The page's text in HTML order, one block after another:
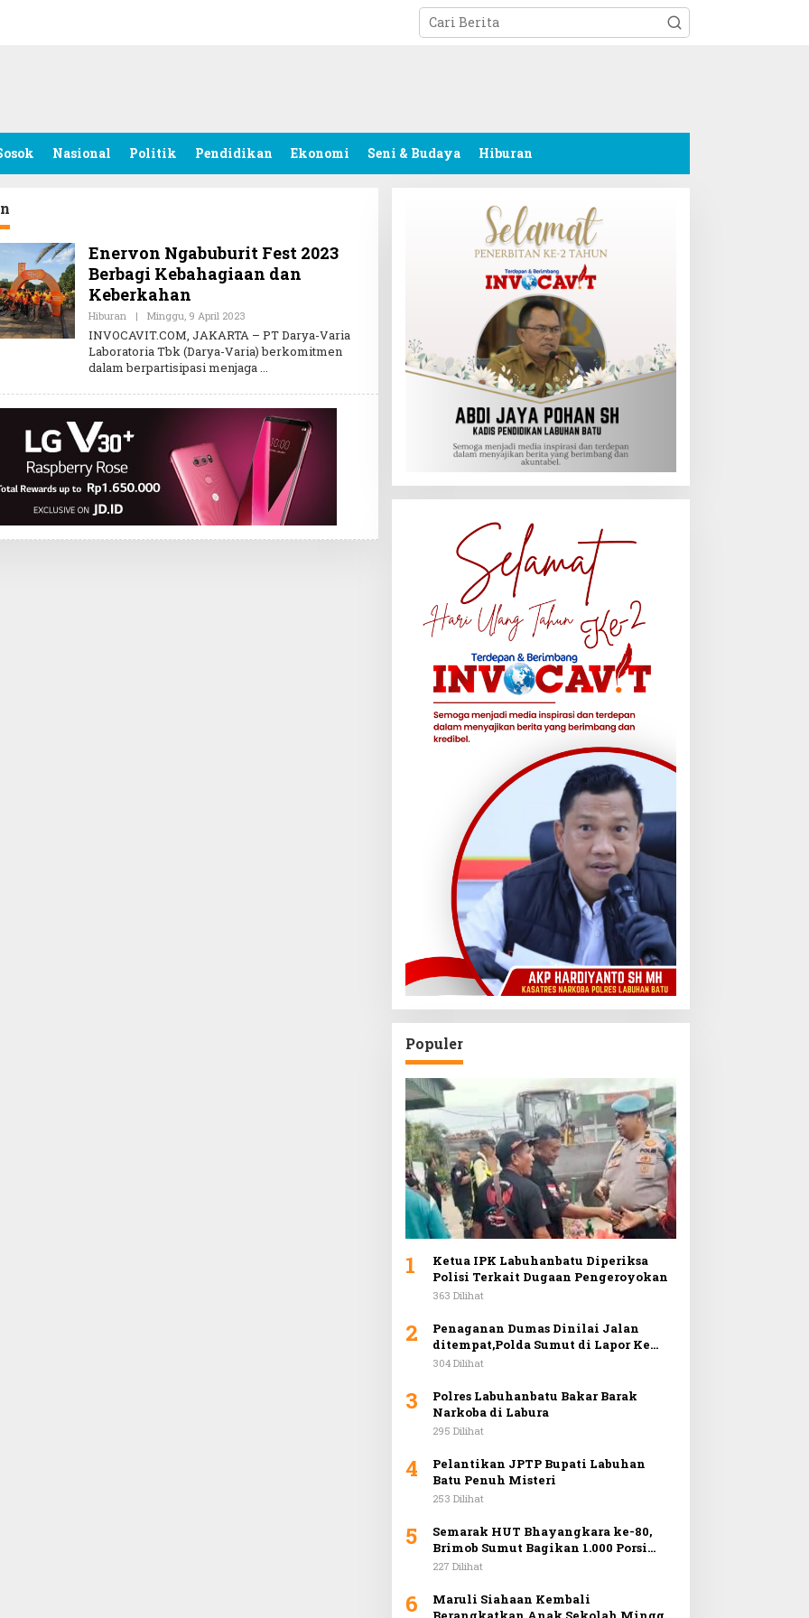
Nasional Politik Pendidikan Ekonomi Seni & Budaya Hiburan
Enervon Ngabuburit Fest 2023
Berbagi Kebahagiaan dan
Keberkahan
Hiburan | Minggu, 9 April 2023
L
E
H
R
E
D
INVOCAVIT.COM, JAKARTA – PT Darya-Varia
Laboratoria Tbk (Darya-Varia) berkomitmen
dalam berpartisipasi menjaga
Populer
1
Ketua IPK Labuhanbatu Diperiksa
Polisi Terkait Dugaan Pengeroyokan
363 Dilihat
2
Penaganan Dumas Dinilai Jalan
ditempat,Polda Sumut di Lapor Ke
Mabes Polri
304 Dilihat
3
Polres Labuhanbatu Bakar Barak
Narkoba di Labura
295 Dilihat
4
Pelantikan JPTP Bupati Labuhan
Batu Penuh Misteri
253 Dilihat
5
Semarak HUT Bhayangkara ke-80,
Brimob Sumut Bagikan 1.000 Porsi
Makan Gratis dan Gelar Pasar Murah
227 Dilihat
6
Maruli Siahaan Kembali